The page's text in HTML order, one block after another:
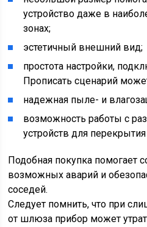
устройство даже в
зонах;
эстетичный внешний вид;
простота настройки,
Прописать сценарий
надежная пыле- и
возможность работы с
устройств для перекрытия
Подобная покупка помогает
возможных аварий и
соседей.
Следует помнить, что при
от шлюза прибор может